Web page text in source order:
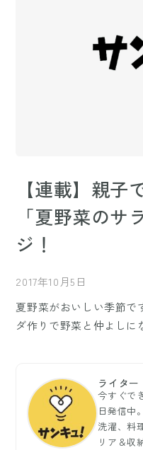
【連載】親
「夏野菜のサ
ジ！
2017年10月5日
夏野菜がおいしい季節
ダ作りで野菜と仲よしに
ライター
今すぐで
日発信中
洗濯、料
リア＆収